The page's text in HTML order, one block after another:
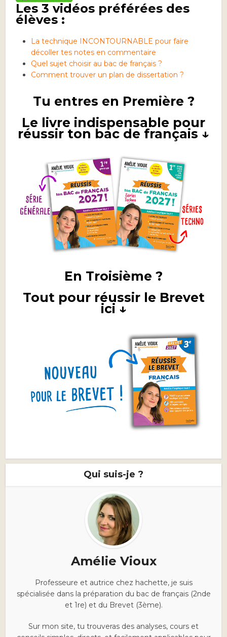
Les 3 vidéos préférées des
élèves :
La technique INCONTOURNABLE pour faire
décoller tes notes en commentaire
Quel sujet choisir au bac de français ?
Comment trouver un plan de dissertation ?
Tu entres en Première ?
Le livre indispensable pour
réussir ton bac de français ↓
En Troisième ?
Tout pour réussir le Brevet
ici ↓
Qui suis-je ?
Amélie Vioux
Professeure et autrice chez hachette, je suis
spécialisée dans la préparation du bac de français (2nde
et 1re) et du Brevet (3ème).
Sur mon site, tu trouveras des analyses, cours et